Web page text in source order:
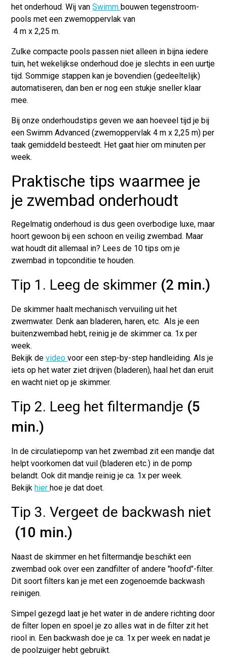
het onderhoud. Wij vanSwimmbouwen tegenstroom-
pools met een zwemoppervlak van
4 m x 2,25 m.
Zulkecompacte pools passen niet alleen in bijna iedere
tuin, het wekelijkse onderhoud doe je slechts in een uurtje
tijd. Sommige stappen kan je bovendien (gedeeltelijk)
automatiseren, dan ben er nog een stukje sneller klaar
mee.
Bij onze onderhoudstips geven we aanhoeveel tijd je bij
een Swimm Advanced(zwemoppervlak 4 m x 2,25 m) per
taak gemiddeld besteedt. Het gaat hier om minuten per
week.
Praktische tips waarmee je
je zwembad onderhoudt
Regelmatig onderhoud is dus geen overbodige luxe, maar
hoort gewoon bij een schoon en veilig zwembad. Maar
wat houdt dit allemaal in? Lees de 10 tips om je
zwembad in topconditie te houden.
Tip 1. Leeg de skimmer (2 min.)
De skimmer haalt mechanisch vervuiling uit het
zwemwater. Denk aan bladeren, haren, etc. Als je een
buitenzwembad hebt, reinig je de skimmer ca. 1x per
week.
Bekijk devideovoor een step-by-step handleiding. Als je
iets op het water ziet drijven (bladeren), haal het dan eruit
en wacht niet op je skimmer.
Tip 2. Leeg het filtermandje (5
min.)
In de circulatiepomp van het zwembad zit een mandje dat
helpt voorkomen dat vuil (bladeren etc.) in de pomp
belandt. Ook dit mandje reinig je ca. 1x per week.
Bekijkhierhoe je dat doet.
Tip 3. Vergeet de backwash niet
(10 min.)
Naast de skimmer en het filtermandje beschikt een
zwembad ook over een zandfilter of andere "hoofd"-filter.
Dit soort filters kan je met een zogenoemde backwash
reinigen.
Simpel gezegd laat je het water in de andere richting door
de filter lopen en spoel je zo alles wat in de filter zit het
riool in. Een backwash doe je ca. 1x per week en nadat je
de poolzuiger hebt gebruikt.